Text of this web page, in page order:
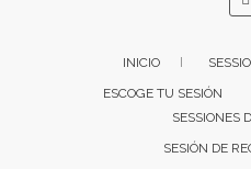
INICIO
ESCOGE TU SESIÓN
SESSIONES
SESIÓN DE